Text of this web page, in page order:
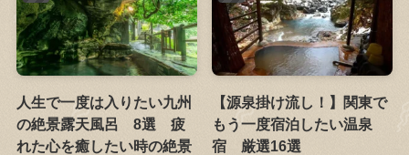
人生で一度は入りたい九州
の絶景露天風呂 8選 疲
れた心を癒したい時の絶景
【源泉掛け流し！】関東で
もう一度宿泊したい温泉
宿 厳選16選